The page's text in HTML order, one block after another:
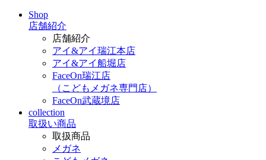
Shop
店舗紹介
店舗紹介
アイ&アイ瑞江本店
アイ&アイ船堀店
FaceOn瑞江店
（こどもメガネ専門店）
FaceOn武蔵境店
collection
取扱い商品
取扱商品
メガネ